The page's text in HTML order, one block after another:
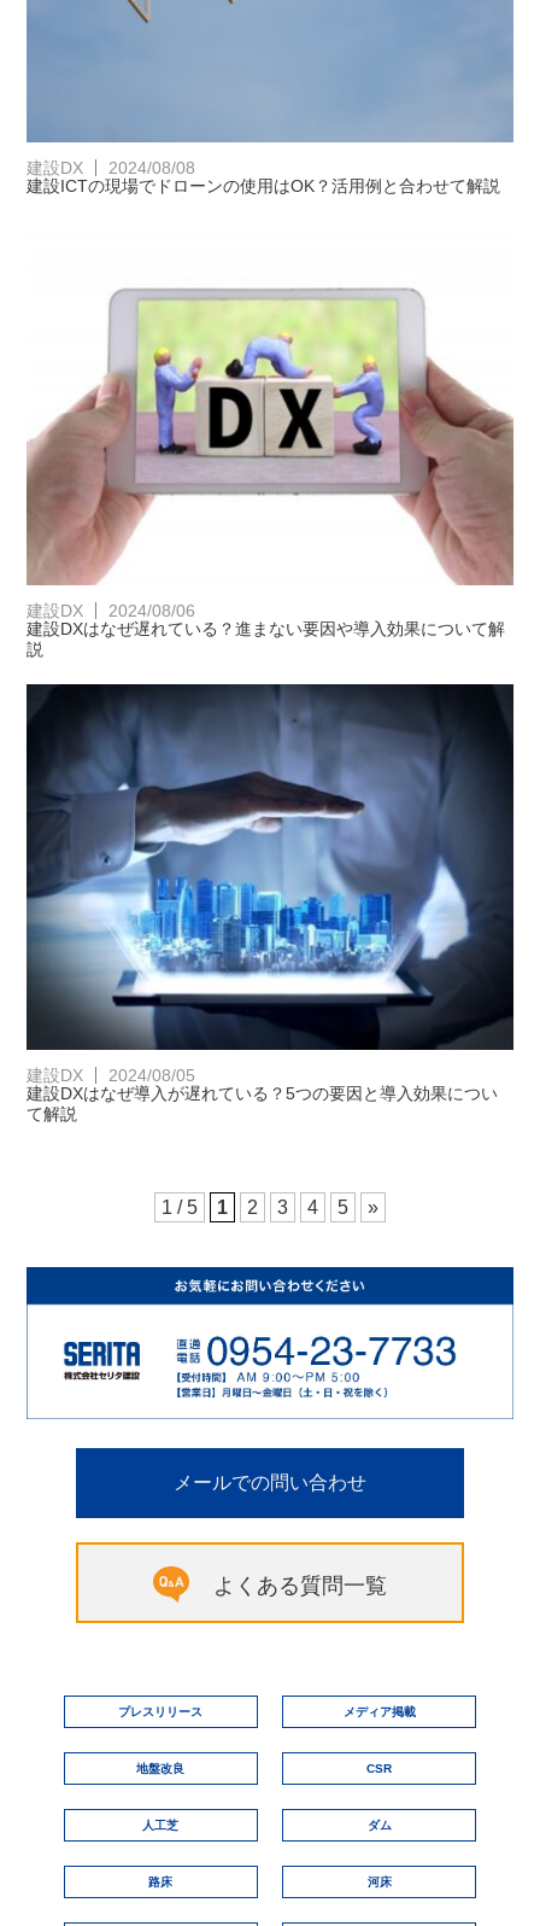
建設DX
2024/08/08
建設ICTの現場でドローンの使用はOK？活用例と合わせて解説
建設DX
2024/08/06
建設DXはなぜ遅れている？進まない要因や導入効果について解
説
建設DX
2024/08/05
建設DXはなぜ導入が遅れている？5つの要因と導入効果につい
て解説
1 / 5 1 2 3 4 5 »
メールでの問い合わせ
よくある質問一覧
プレスリリース メディア掲載
地盤改良 CSR
人工芝 ダム
路床 河床